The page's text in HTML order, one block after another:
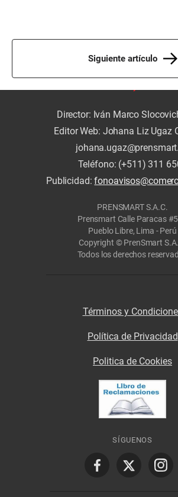
Siguiente artículo
Director: Iván Marco
Editor Web: Johana Liz Ugaz
Teléfono: (+511) 311
Publicidad:
PRENSMART S.A.C.
Prensmart Calle Paracas
Pueblo Libre, Lima - Perú
Copyright © PrenSmart
Todos los derechos
Términos y
Política de Privacidad
Politica de Cookies
SÍGUENOS